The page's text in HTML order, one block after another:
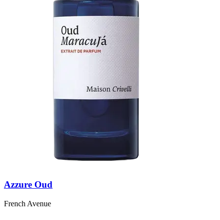
Azzure Oud
French Avenue